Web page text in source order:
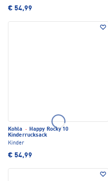
€ 54,99
Kohla · Happy Rocky 10
Kinderrucksack
Kinder
€ 54,99